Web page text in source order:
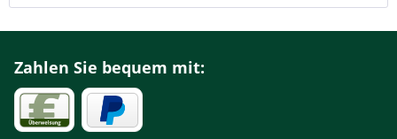
Zahlen Sie bequem mit: